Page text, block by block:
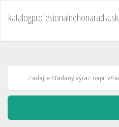
katalogprofesionalnehonaradia.sk